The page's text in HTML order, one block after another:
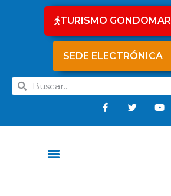
TURISMO GONDOMAR
SEDE ELECTRÓNICA